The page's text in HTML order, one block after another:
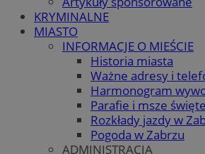
KRYMINALNE
MIASTO
INFORMACJE O MIEŚCIE
Historia miasta
Ważne adresy i
Harmonogram
Parafie i msze
Rozkłady jazdy w
Pogoda w Zabrzu
ADMINISTRACJA